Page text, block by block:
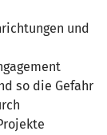
und
so die Gefahr